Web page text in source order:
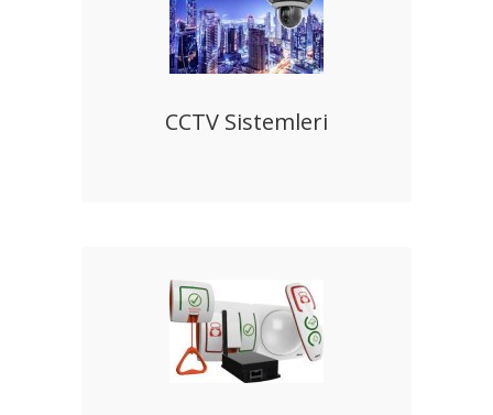
CCTV Sistemleri